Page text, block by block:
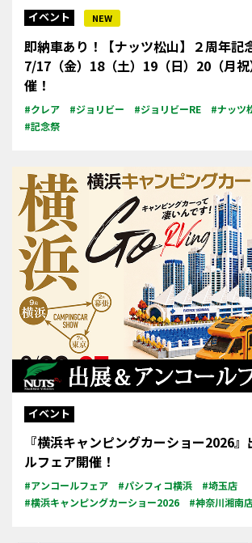
イベント NEW
即納車あり！【ナッツ松山】２周年記
7/17（金）18（土）19（日）20（月
催！
#クレア #ジョリビー #ジョリビーRE #ナッツ
#記念祭
イベント
『横浜キャンピングカーショー2026
ルフェア開催！
#アンコールフェア #パシフィコ横浜
#埼玉店
#横浜キャンピングカーショー2026
#神奈川湘南